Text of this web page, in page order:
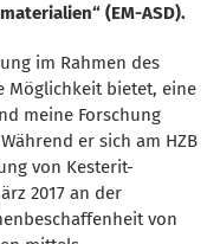
(EM-ASD).
im Rahmen des
Möglichkeit bietet, eine
meine Forschung
er sich am HZB
von Kesterit-
2017 an der
von